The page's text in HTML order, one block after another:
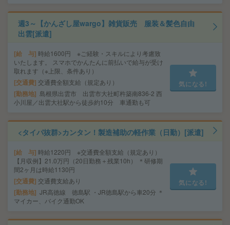
週3～【かんざし屋wargo】雑貨販売 服装＆髪色自由
出雲[派遣]
給 与 時給1600円 ※ご経験・スキルにより考慮致
いたします。 スマホでかんたんに前払いで給与が受け
取れます（※上限、条件あり）
交通費 交通費全額支給（規定あり）
勤務地 島根県出雲市 出雲市大社町杵築南836-2 西
小川屋／出雲大社駅から徒歩約10分 車通勤も可
気になる!
<タイパ抜群>カンタン！製造補助の軽作業（日勤）[派遣]
給 与 時給1220円 ※交通費全額支給（規定あり）
【月収例】21.0万円（20日勤務＋残業10h） ＊研修期
間2ヶ月は時給1130円
交通費 交通費支給あり
勤務地 JR高徳線 徳島駅 ・JR徳島駅から車20分 ＊
マイカー、バイク通勤OK
気になる!